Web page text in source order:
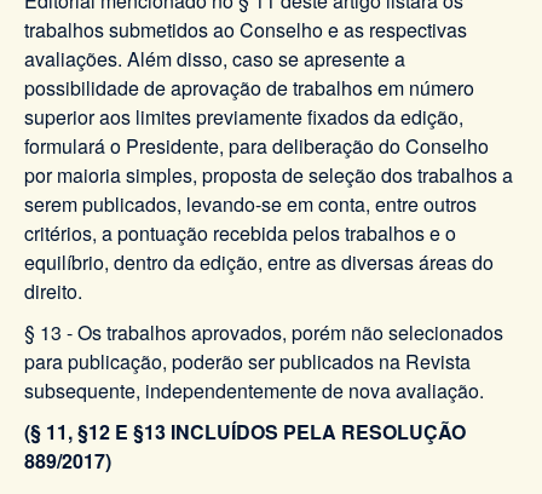
trabalhos submetidos ao Conselho e as respectivas
avaliações. Além disso, caso se apresente a
possibilidade de aprovação de trabalhos em número
superior aos limites previamente fixados da edição,
formulará o Presidente, para deliberação do Conselho
por maioria simples, proposta de seleção dos trabalhos a
serem publicados, levando-se em conta, entre outros
critérios, a pontuação recebida pelos trabalhos e o
equilíbrio, dentro da edição, entre as diversas áreas do
direito.
§ 13 - Os trabalhos aprovados, porém não selecionados
para publicação, poderão ser publicados na Revista
subsequente, independentemente de nova avaliação.
(§ 11, §12 E §13 INCLUÍDOS PELA RESOLUÇÃO
889/2017)